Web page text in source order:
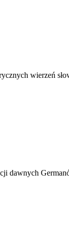
wierzeń
dawnych